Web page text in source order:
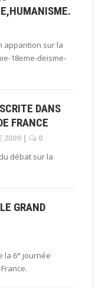
apparition sur la
18eme-deisme-
DANS
FRANCE
2009 |
0
débat sur la
GRAND
la 6° journée